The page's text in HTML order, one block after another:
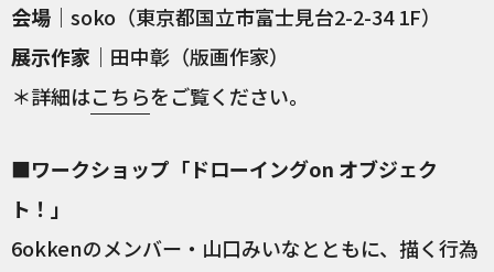
会場 ｜soko（東京都国立市富士見台2-2-34 1F）
展示作家 ｜田中彰（版画作家）
＊詳細はこちらをご覧ください。
■ワークショップ「ドローイングon オブジェク
ト！」
6okkenのメンバー・山口みいなとともに、描く行為